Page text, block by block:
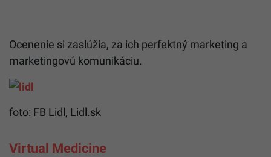
Ocenenie si zaslúžia, za ich perfektný marketing a
marketingovú komunikáciu.
foto: FB Lidl, Lidl.sk
Virtual Medicine